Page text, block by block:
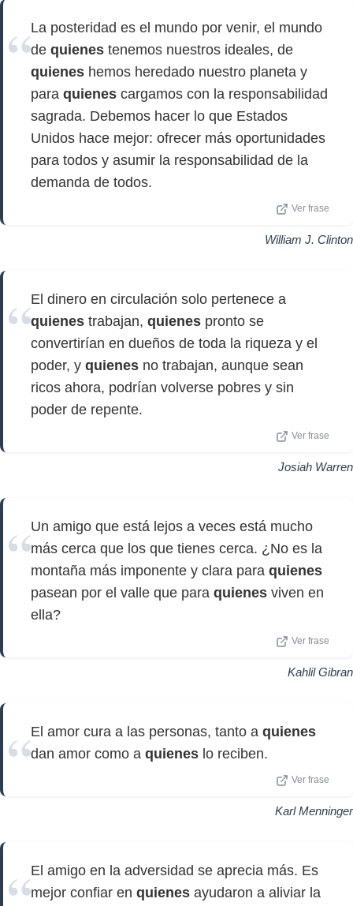
La posteridad es el mundo por venir, el mundo
de quienes tenemos nuestros ideales, de
quienes hemos heredado nuestro planeta y
para quienes cargamos con la responsabilidad
sagrada. Debemos hacer lo que Estados
Unidos hace mejor: ofrecer más oportunidades
para todos y asumir la responsabilidad de la
demanda de todos.
Ver frase
William J. Clinton
El dinero en circulación solo pertenece a
quienes trabajan, quienes pronto se
convertirían en dueños de toda la riqueza y el
poder, y quienes no trabajan, aunque sean
ricos ahora, podrían volverse pobres y sin
poder de repente.
Ver frase
Josiah Warren
Un amigo que está lejos a veces está mucho
más cerca que los que tienes cerca. ¿No es la
montaña más imponente y clara para quienes
pasean por el valle que para quienes viven en
ella?
Ver frase
Kahlil Gibran
El amor cura a las personas, tanto a quienes
dan amor como a quienes lo reciben.
Ver frase
Karl Menninger
El amigo en la adversidad se aprecia más. Es
mejor confiar en quienes ayudaron a aliviar la